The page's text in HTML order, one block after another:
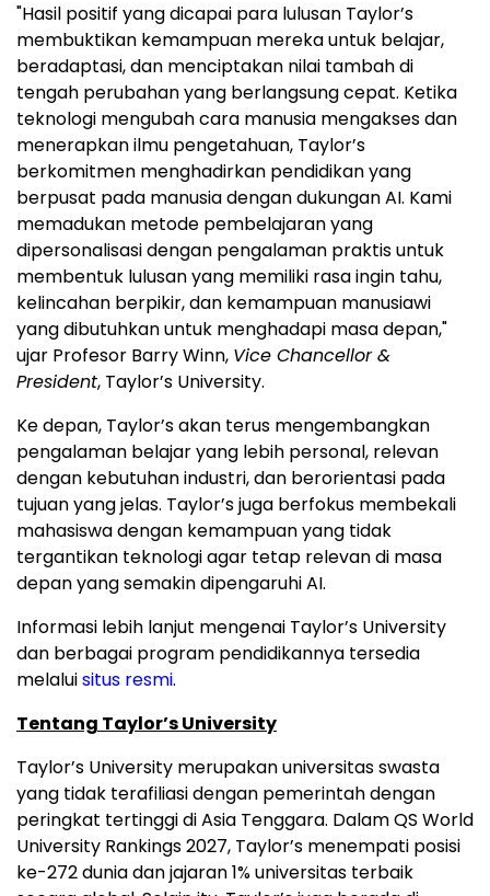
"Hasil positif yang dicapai para lulusan Taylor’s
membuktikan kemampuan mereka untuk belajar,
beradaptasi, dan menciptakan nilai tambah di
tengah perubahan yang berlangsung cepat. Ketika
teknologi mengubah cara manusia mengakses dan
menerapkan ilmu pengetahuan, Taylor’s
berkomitmen menghadirkan pendidikan yang
berpusat pada manusia dengan dukungan AI. Kami
memadukan metode pembelajaran yang
dipersonalisasi dengan pengalaman praktis untuk
membentuk lulusan yang memiliki rasa ingin tahu,
kelincahan berpikir, dan kemampuan manusiawi
yang dibutuhkan untuk menghadapi masa depan,"
ujar Profesor Barry Winn, Vice Chancellor &
President, Taylor’s University.
Ke depan, Taylor’s akan terus mengembangkan
pengalaman belajar yang lebih personal, relevan
dengan kebutuhan industri, dan berorientasi pada
tujuan yang jelas. Taylor’s juga berfokus membekali
mahasiswa dengan kemampuan yang tidak
tergantikan teknologi agar tetap relevan di masa
depan yang semakin dipengaruhi AI.
Informasi lebih lanjut mengenai Taylor’s University
dan berbagai program pendidikannya tersedia
melaluisitus resmi.
Tentang Taylor’s University
Taylor’s University merupakan universitas swasta
yang tidak terafiliasi dengan pemerintah dengan
peringkat tertinggi di Asia Tenggara. Dalam QS World
University Rankings 2027, Taylor’s menempati posisi
ke-272 dunia dan jajaran 1% universitas terbaik